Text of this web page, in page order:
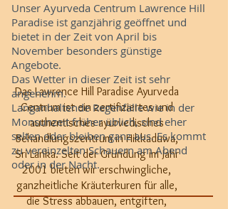
​
Das Lawrence Hill Paradise Ayurveda
Centrum ist ein zertifiziertes und
authentisches ayurvedisches
Behandlungszentrum in Hikkaduwa,
Sri Lanka. Seit der Gründung im Jahr
2001 bieten wir erschwingliche,
ganzheitliche Kräuterkuren für alle,
die Stress abbauen, entgiften,
Unser Ayurveda Centrum Lawrence Hill
Paradise ist ganzjährig geöffnet und
bietet in der Zeit von April bis
November besonders günstige
Angebote.
Das Wetter in dieser Zeit ist sehr
angenehm.
Langanhaltende Regenfälle wie in der
Monsunzeit früher üblich, sind eher
selten oder bleiben ganz aus. Es kommt
zu vereinzelten Schauern am Abend
oder in der Nacht.